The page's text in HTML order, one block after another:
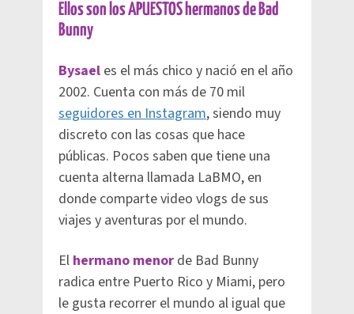
Ellos son los APUESTOS hermanos de Bad
Bunny
Bysael es el más chico y nació en el año
2002. Cuenta con más de 70 mil
seguidores en Instagram, siendo muy
discreto con las cosas que hace
públicas. Pocos saben que tiene una
cuenta alterna llamada LaBMO, en
donde comparte video vlogs de sus
viajes y aventuras por el mundo.
El hermano menor de Bad Bunny
radica entre Puerto Rico y Miami, pero
le gusta recorrer el mundo al igual que